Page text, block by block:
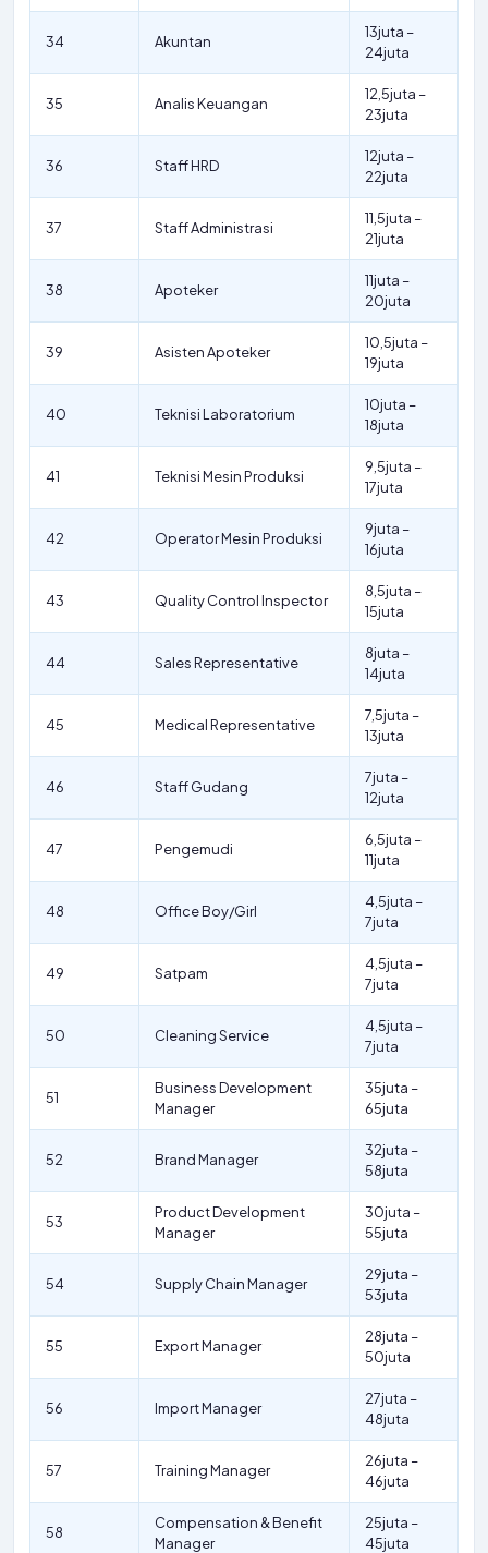
34 Akuntan
13juta –
24juta
35 Analis Keuangan
12,5juta –
23juta
36 Staff HRD
12juta –
22juta
37 Staff Administrasi
11,5juta –
21juta
38 Apoteker
11juta –
20juta
39 Asisten Apoteker
10,5juta –
19juta
40 Teknisi Laboratorium
10juta –
18juta
41 Teknisi Mesin Produksi
9,5juta –
17juta
42 Operator Mesin Produksi
9juta –
16juta
43 Quality Control Inspector
8,5juta –
15juta
44 Sales Representative
8juta –
14juta
45 Medical Representative
7,5juta –
13juta
46 Staff Gudang
7juta –
12juta
47 Pengemudi
6,5juta –
11juta
48 Office Boy/Girl
4,5juta –
7juta
49 Satpam
4,5juta –
7juta
50 Cleaning Service
4,5juta –
7juta
51
Business Development
Manager
35juta –
65juta
52 Brand Manager
32juta –
58juta
53
Product Development
Manager
30juta –
55juta
54 Supply Chain Manager
29juta –
53juta
55 Export Manager
28juta –
50juta
56 Import Manager
27juta –
48juta
57 Training Manager
26juta –
46juta
58
Compensation & Benefit
Manager
25juta –
45juta